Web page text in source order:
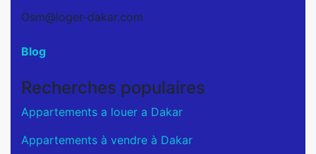
Osm@loger-dakar.com
Blog
Recherches populaires
Appartements a louer a Dakar
Appartements à vendre à Dakar